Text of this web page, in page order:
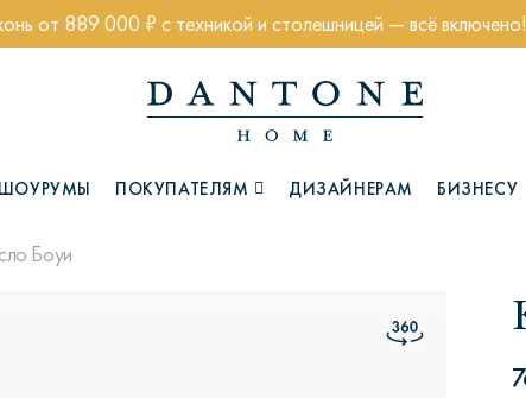
от 889 000 ₽ с техникой и столешницей — всё включено!
ШОУРУМЫ ПОКУПАТЕЛЯМ ДИЗАЙНЕРАМ БИЗНЕСУ
Боуи